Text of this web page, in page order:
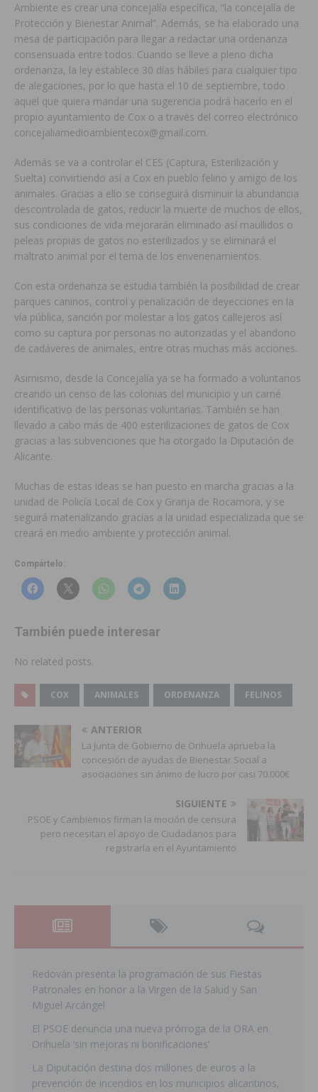
Ambiente es crear una concejalía específica, “la concejalía de
Protección y Bienestar Animal”. Además, se ha elaborado una
mesa de participación para llegar a redactar una ordenanza
consensuada entre todos. Cuando se lleve a pleno dicha
ordenanza, la ley establece 30 días hábiles para cualquier tipo
de alegaciones, por lo que hasta el 10 de septiembre, todo
aquel que quiera mandar una sugerencia podrá hacerlo en el
propio ayuntamiento de Cox o a través del correo electrónico
concejaliamedioambientecox@gmail.com.
Además se va a controlar el CES (Captura, Esterilización y
Suelta) convirtiendo así a Cox en pueblo felino y amigo de los
animales. Gracias a ello se conseguirá disminuir la abundancia
descontrolada de gatos, reducir la muerte de muchos de ellos,
sus condiciones de vida mejorarán eliminado así maullidos o
peleas propias de gatos no esterilizados y se eliminará el
maltrato animal por el tema de los envenenamientos.
Con esta ordenanza se estudia también la posibilidad de crear
parques caninos, control y penalización de deyecciones en la
vía pública, sanción por molestar a los gatos callejeros así
como su captura por personas no autorizadas y el abandono
de cadáveres de animales, entre otras muchas más acciones.
Asimismo, desde la Concejalía ya se ha formado a voluntarios
creando un censo de las colonias del municipio y un carné
identificativo de las personas voluntarias. También se han
llevado a cabo más de 400 esterilizaciones de gatos de Cox
gracias a las subvenciones que ha otorgado la Diputación de
Alicante.
Muchas de estas ideas se han puesto en marcha gracias a la
unidad de Policía Local de Cox y Granja de Rocamora, y se
seguirá materializando gracias a la unidad especializada que se
creará en medio ambiente y protección animal.
Compártelo:
También puede interesar
No related posts.
COX ANIMALES ORDENANZA FELINOS
ANTERIOR
La Junta de Gobierno de Orihuela aprueba la
concesión de ayudas de Bienestar Social a
asociaciones sin ánimo de lucro por casi 70.000€
SIGUIENTE
PSOE y Cambiemos firman la moción de censura
pero necesitan el apoyo de Ciudadanos para
registrarla en el Ayuntamiento
Redován presenta la programación de sus Fiestas
Patronales en honor a la Virgen de la Salud y San
Miguel Arcángel
El PSOE denuncia una nueva prórroga de la ORA en
Orihuela ‘sin mejoras ni bonificaciones’
La Diputación destina dos millones de euros a la
prevención de incendios en los municipios alicantinos,